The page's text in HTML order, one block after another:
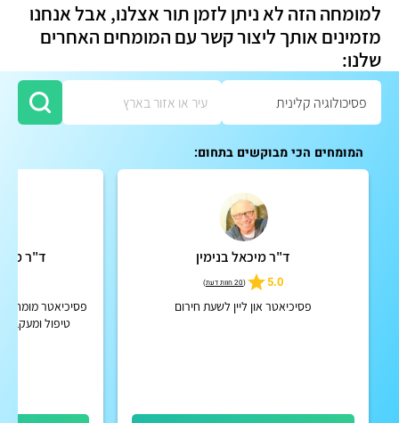
למומחה הזה לא ניתן לזמן תור אצלנו, אבל אנחנו
מזמינים אותך ליצור קשר עם המומחים האחרים
שלנו:
המומחים הכי מבוקשים בתחום:
ד"ר מיכאל בנימין
5.0
(20 חוות דעת )
פסיכיאטר און ליין לשעת חירום
ד"ר
פסיכיאטר מומחה
טיפול ומעקב